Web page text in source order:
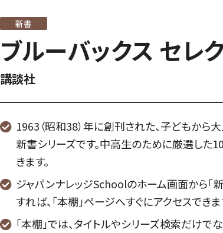
新書
ブルーバックス セレ
講談社
1963（昭和38）年に創刊された、子どもから
新書シリーズです。中高生のために厳選した
きます。
ジャパンナレッジSchoolのホーム画面から「新
すれば、「本棚」ページへすぐにアクセスできま
「本棚」では、タイトルやシリーズ検索だけでな